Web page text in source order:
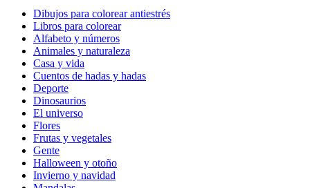
Dibujos para colorear antiestrés
Libros para colorear
Alfabeto y números
Animales y naturaleza
Casa y vida
Cuentos de hadas y hadas
Deporte
Dinosaurios
El universo
Flores
Frutas y vegetales
Gente
Halloween y otoño
Invierno y navidad